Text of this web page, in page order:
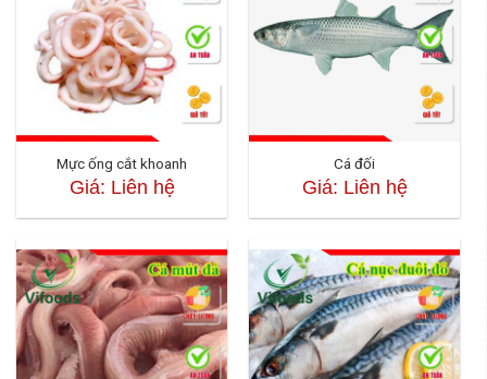
Mực ống cắt khoanh
Giá: Liên hệ
Cá đối
Giá: Liên hệ